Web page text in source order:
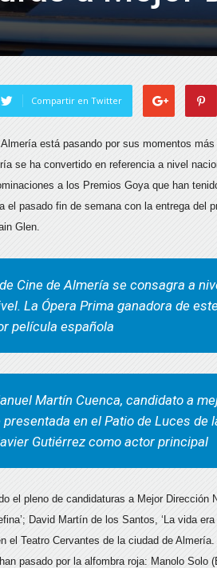
Compartir en Twitter
está pasando por sus momentos
se ha convertido en referencia a nivel
a los Premios Goya que han
pasado fin de semana con la entrega del
Glen.
Cine de Almería se consagra a
La Ópera Prima ganadora de este
película española
Martín Cuenca, candidato a
presentada en el Patio de Luces de
Gutiérrez como actor principal
el pleno de candidaturas a Mejor Dirección
David Martín de los Santos, ‘La vida
el Teatro Cervantes de la ciudad de
pasado por la alfombra roja: Manolo Solo